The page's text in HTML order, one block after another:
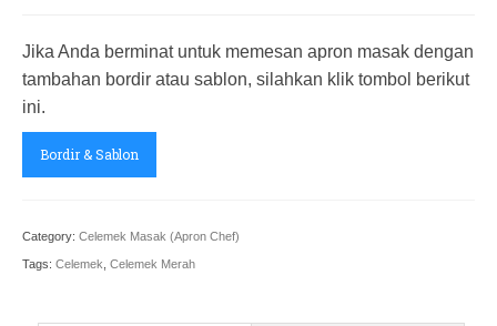
Jika Anda berminat untuk memesan apron masak dengan
tambahan bordir atau sablon, silahkan klik tombol berikut
ini.
Bordir & Sablon
Category: Celemek Masak (Apron Chef)
Tags: Celemek Celemek Merah